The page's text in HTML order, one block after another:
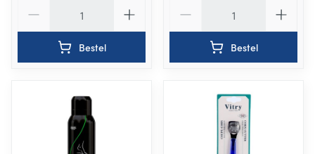
Bestel Bestel